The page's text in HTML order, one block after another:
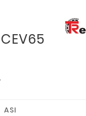
ASI